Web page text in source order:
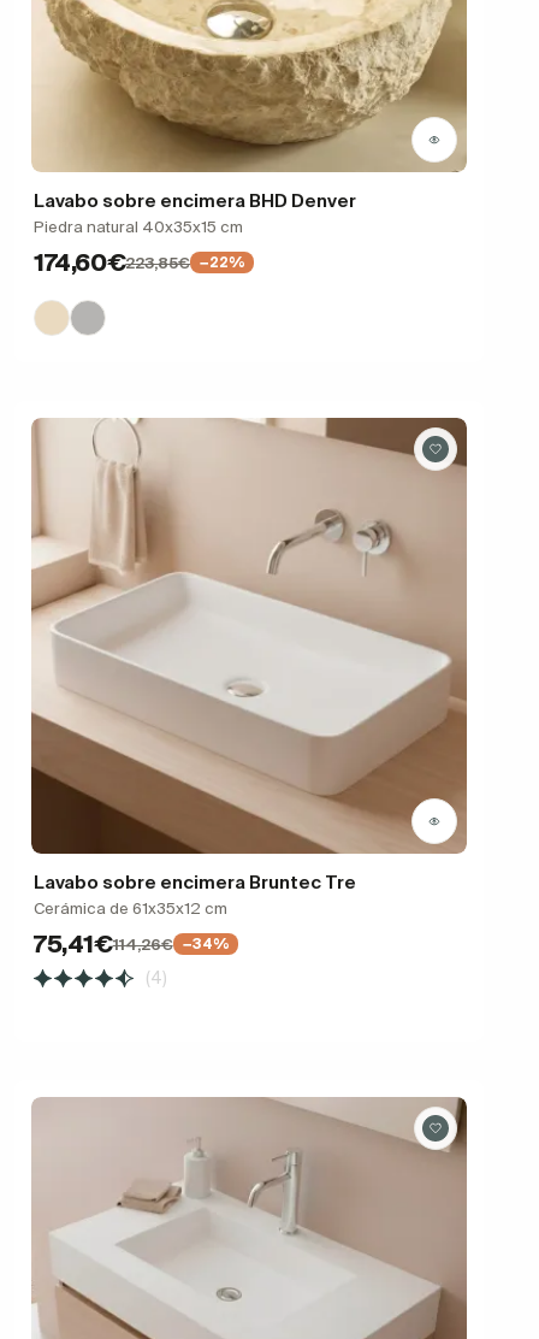
Lavabo sobre encimera BHD Denver
Piedra natural 40x35x15 cm
174,60€223,85€ −22%
Lavabo sobre encimera Bruntec Tre
Cerámica de 61x35x12 cm
75,41€114,26€ −34%
(4)